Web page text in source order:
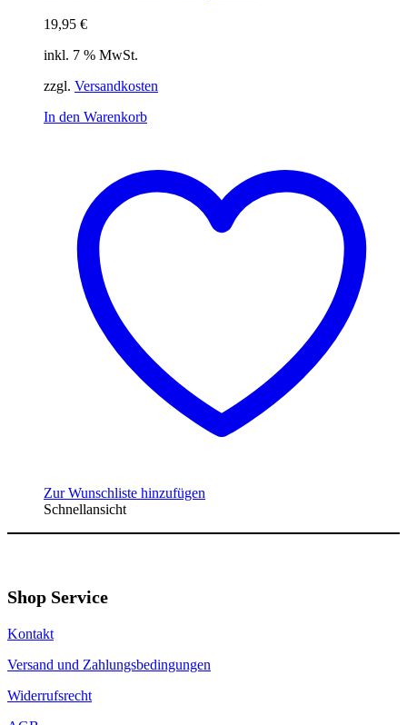
19,95 €
inkl. 7 % MwSt.
zzgl. Versandkosten
In den Warenkorb
Zur Wunschliste hinzufügen
Schnellansicht
Shop Service
Kontakt
Versand und Zahlungsbedingungen
Widerrufsrecht